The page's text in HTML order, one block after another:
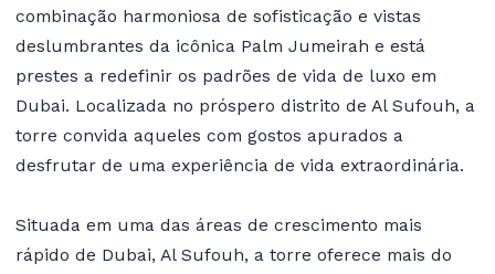
combinação harmoniosa de sofisticação e vistas
deslumbrantes da icônica Palm Jumeirah e está
prestes a redefinir os padrões de vida de luxo em
Dubai. Localizada no próspero distrito de Al Sufouh, a
torre convida aqueles com gostos apurados a
desfrutar de uma experiência de vida extraordinária.
Situada em uma das áreas de crescimento mais
rápido de Dubai, Al Sufouh, a torre oferece mais do